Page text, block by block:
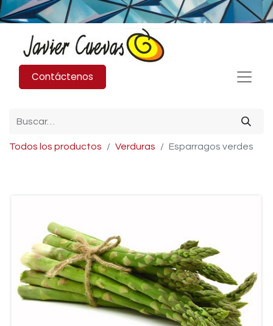
Contáctenos
Todos los productos Verduras Esparragos verdes